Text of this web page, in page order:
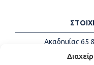
Ακαδημίας 65